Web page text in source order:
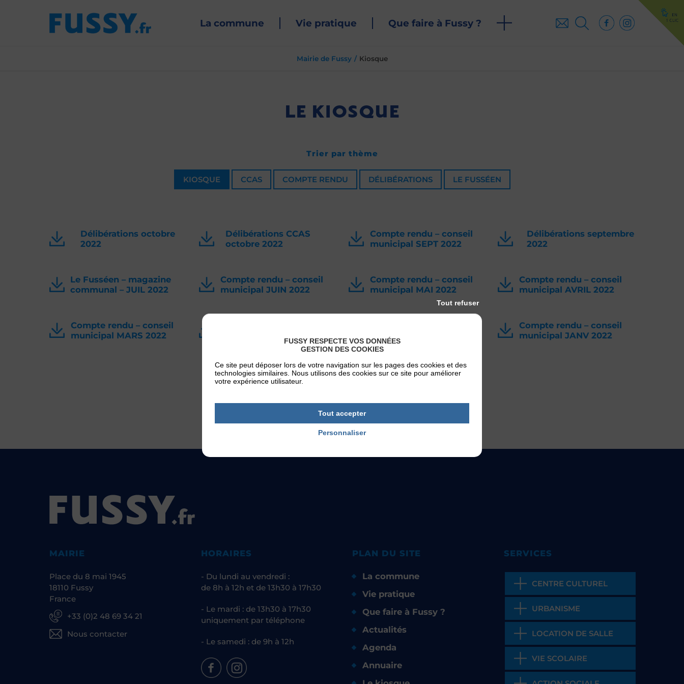
La commune Vie pratique Que faire à Fussy ?
Mairie de Fussy Kiosque
LE KIOSQUE
Trier par thème
KIOSQUE CCAS COMPTE RENDU DÉLIBÉRATIONS LE FUSSÉEN
Délibérations octobre
2022
Délibérations CCAS
octobre 2022
Compte rendu – conseil
municipal SEPT 2022
Délibérations septembre
2022
Le Fusséen – magazine
communal – JUIL 2022
Compte rendu – conseil
municipal JUIN 2022
Compte rendu – conseil
municipal MAI 2022
Compte rendu – conseil
municipal AVRIL 2022
Compte rendu – conseil
municipal MARS 2022
communal – FEV 2022
Compte rendu – conseil
municipal JANV 2022
MAIRIE
Place du 8 mai 1945
18110 Fussy
France
+33 (0)2 48 69 34 21
Nous contacter
HORAIRES
- Du lundi au vendredi :
de 8h à 12h et de 13h30 à 17h30
- Le mardi : de 13h30 à 17h30
uniquement par téléphone
- Le samedi : de 9h à 12h
PLAN DU SITE
La commune
Vie pratique
Que faire à Fussy ?
Actualités
Agenda
Annuaire
SERVICES
CENTRE CULTUREL
URBANISME
LOCATION DE SALLE
VIE SCOLAIRE
FUSSY RESPECTE VOS DONNÉES
GESTION DES COOKIES
Ce site peut déposer lors de votre navigation sur les pages des cookies et des
technologies similaires. Nous utilisons des cookies sur ce site pour améliorer
votre expérience utilisateur.
Tout accepter
Tout refuser
Personnaliser